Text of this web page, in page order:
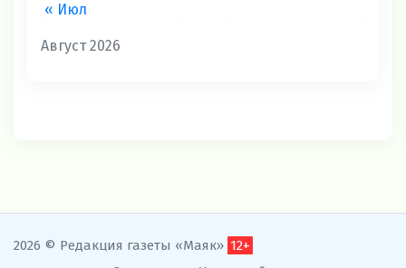
Август 2026
« Июл
2026 © Редакция газеты «Маяк» 12+